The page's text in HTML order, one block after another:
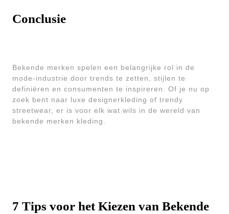
Conclusie
Bekende merken spelen een belangrijke rol in de
mode-industrie door trends te zetten, stijlen te
definiëren en consumenten te inspireren. Of je nu op
zoek bent naar luxe designerkleding of trendy
streetwear, er is voor elk wat wils in de wereld van
bekende merken kleding.
7 Tips voor het Kiezen van Bekende